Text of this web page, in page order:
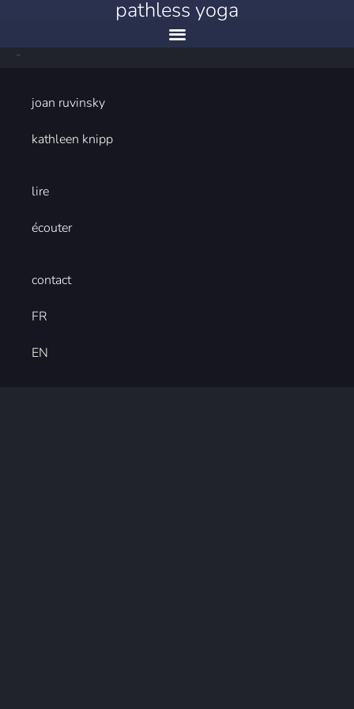
pathless yoga
joan ruvinsky
kathleen knipp
lire
écouter
contact
FR
EN